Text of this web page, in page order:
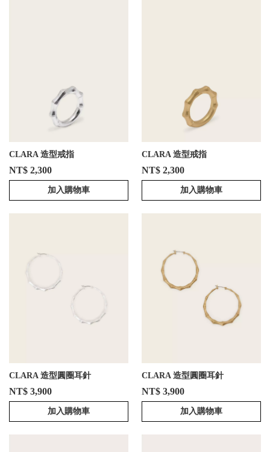
CLARA 造型戒指
NT$ 2,300
加入購物車
CLARA 造型戒指
NT$ 2,300
加入購物車
CLARA 造型圓圈耳針
NT$ 3,900
加入購物車
CLARA 造型圓圈耳針
NT$ 3,900
加入購物車